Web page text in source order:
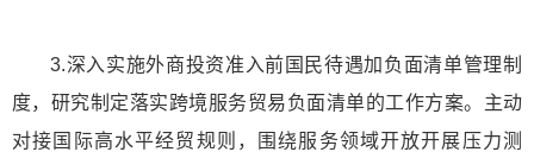
3.深入实施外商投资准入前国民待遇加负面清单管理制
度，研究制定落实跨境服务贸易负面清单的工作方案。主动
对接国际高水平经贸规则，围绕服务领域开放开展压力测